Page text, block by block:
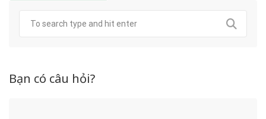
Bạn có câu hỏi?